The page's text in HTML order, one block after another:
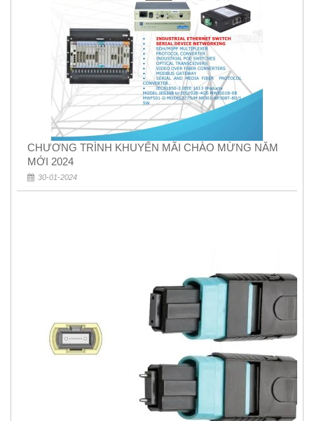
CHƯƠNG TRÌNH KHUYẾN MÃI CHÀO MỪNG NĂM
MỚI 2024
30-01-2024